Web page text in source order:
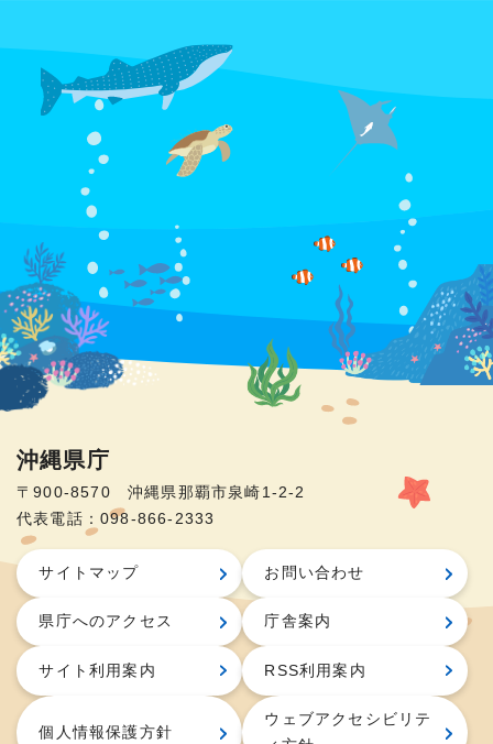
沖縄県庁
〒900-8570 沖縄県那覇市泉崎1-2-2
代表電話：098-866-2333
サイトマップ お問い合わせ
県庁へのアクセス 庁舎案内
サイト利用案内 RSS利用案内
個人情報保護方針
ウェブアクセシビリテ